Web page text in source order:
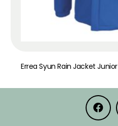
Errea Syun Rain Jacket Junior